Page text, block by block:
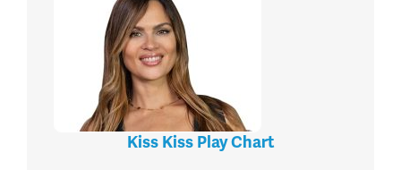
Kiss Kiss Play Chart